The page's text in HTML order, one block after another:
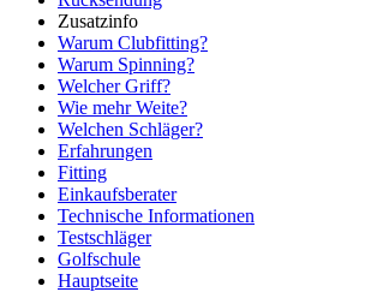
Zusatzinfo
Warum Clubfitting?
Warum Spinning?
Welcher Griff?
Wie mehr Weite?
Welchen Schläger?
Erfahrungen
Fitting
Einkaufsberater
Technische Informationen
Testschläger
Golfschule
Hauptseite